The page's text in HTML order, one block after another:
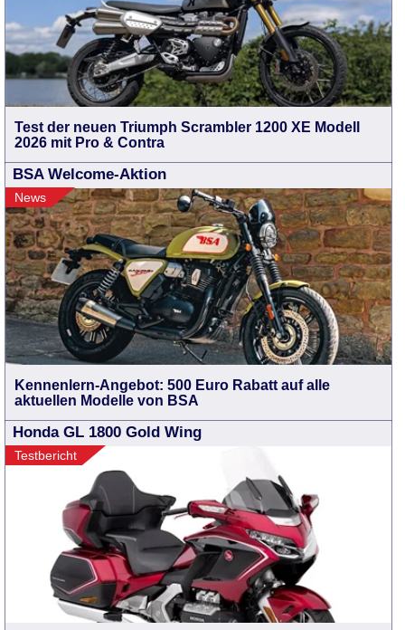
Test der neuen Triumph Scrambler 1200 XE Modell
2026 mit Pro & Contra
BSA Welcome-Aktion
News
Kennenlern-Angebot: 500 Euro Rabatt auf alle
aktuellen Modelle von BSA
Honda GL 1800 Gold Wing
Testbericht